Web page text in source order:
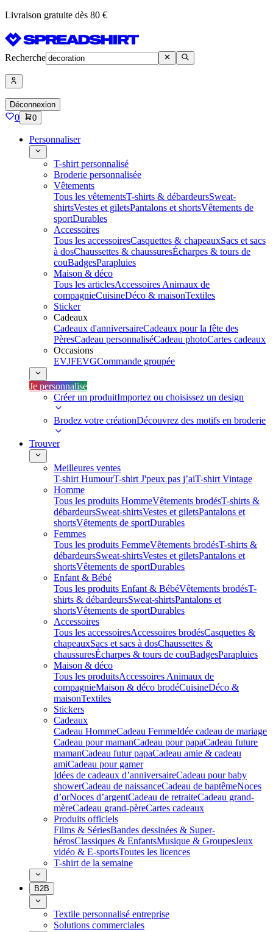
Livraison gratuite dès 80 €
Recherche
Déconnexion
0 0
Personnaliser
T-shirt personnalisé
Broderie personnalisée
Vêtements
Tous les vêtementsT-shirts & débardeursSweat-
shirtsVestes et giletsPantalons et shortsVêtements de
sportDurables
Accessoires
Tous les accessoiresCasquettes & chapeauxSacs et sacs
à dosChaussettes & chaussuresÉcharpes & tours de
couBadgesParapluies
Maison & déco
Tous les articlesAccessoires Animaux de
compagnieCuisineDéco & maisonTextiles
Sticker
Cadeaux
Cadeaux d'anniversaireCadeaux pour la fête des
PèresCadeau personnaliséCadeau photoCartes cadeaux
Occasions
EVJFEVGCommande groupée
Je personnalise
Créer un produitImportez ou choisissez un design
Brodez votre créationDécouvrez des motifs en broderie
Trouver
Meilleures ventes
T-shirt HumourT-shirt J'peux pas j’aiT-shirt Vintage
Homme
Tous les produits HommeVêtements brodésT-shirts &
débardeursSweat-shirtsVestes et giletsPantalons et
shortsVêtements de sportDurables
Femmes
Tous les produits FemmeVêtements brodésT-shirts &
débardeursSweat-shirtsVestes et giletsPantalons et
shortsVêtements de sportDurables
Enfant & Bébé
Tous les produits Enfant & BébéVêtements brodésT-
shirts & débardeursSweat-shirtsPantalons et
shortsVêtements de sportDurables
Accessoires
Tous les accessoiresAccessoires brodésCasquettes &
chapeauxSacs et sacs à dosChaussettes &
chaussuresÉcharpes & tours de couBadgesParapluies
Maison & déco
Tous les produitsAccessoires Animaux de
compagnieMaison & déco brodéCuisineDéco &
maisonTextiles
Stickers
Cadeaux
Cadeau HommeCadeau FemmeIdée cadeau de mariage​
Cadeau pour mamanCadeau pour papaCadeau future
mamanCadeau futur papaCadeau amie & cadeau
amiCadeau pour gamer
Idées de cadeaux d’anniversaireCadeau pour baby
showerCadeau de naissanceCadeau de baptêmeNoces
d’orNoces d’argentCadeau de retraiteCadeau grand-
mèreCadeau grand-pèreCartes cadeaux
Produits officiels
Films & SériesBandes dessinées & Super-
hérosClassiques & EnfantsMusique & GroupesJeux
vidéo & E-sportsToutes les licences
T-shirt de la semaine
B2B
Textile personnalisé entreprise
Solutions commerciales